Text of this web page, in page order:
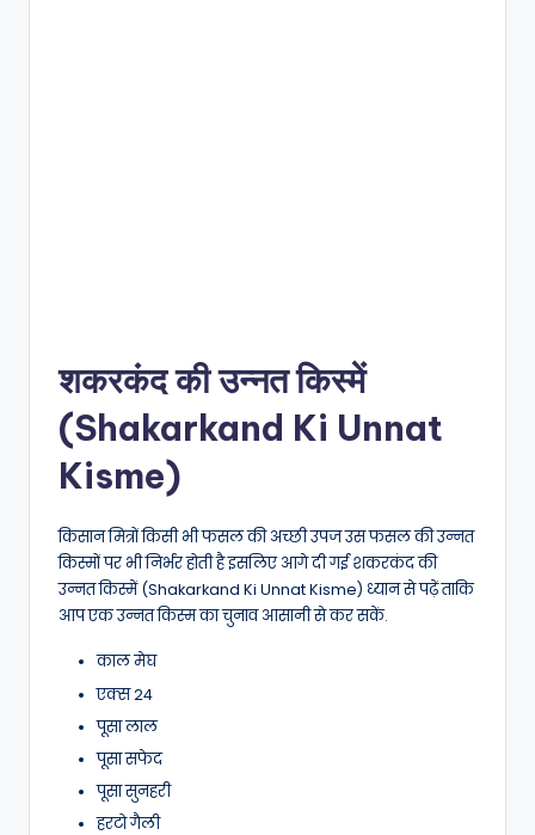
शकरकंद की उन्नत किस्में
(Shakarkand Ki Unnat
Kisme)
किसान मित्रों किसी भी फसल की अच्छी उपज उस फसल की उन्नत
किस्मों पर भी निर्भर होती है इसलिए आगे दी गई शकरकंद की
उन्नत किस्में (Shakarkand Ki Unnat Kisme) ध्यान से पढ़ें ताकि
आप एक उन्नत किस्म का चुनाव आसानी से कर सकें.
काल मेघ
एक्स 24
पूसा लाल
पूसा सफेद
पूसा सुनहरी
हरटो गैली